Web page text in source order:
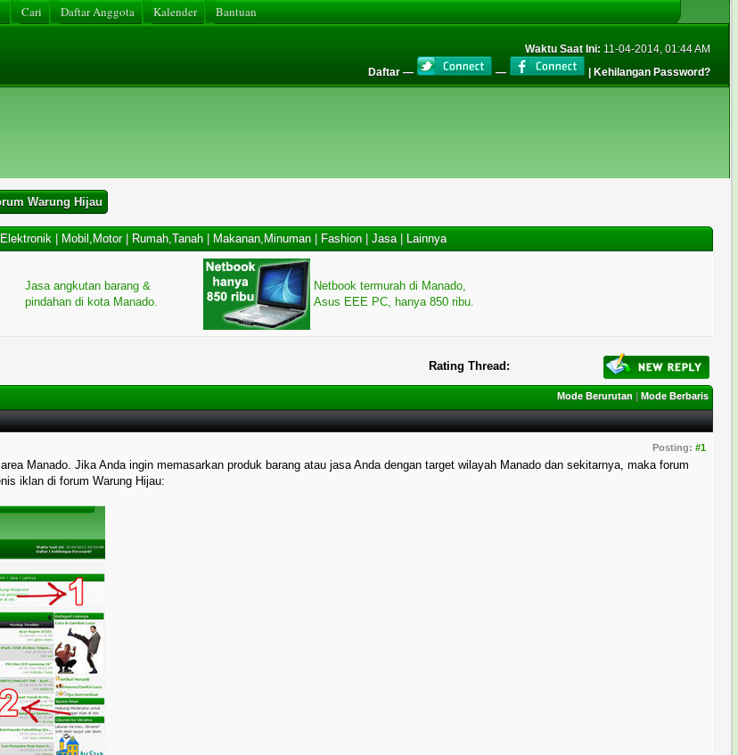
Cari Daftar Anggota Kalender Bantuan
Waktu Saat Ini: 11-04-2014, 01:44 AM
Daftar — — Kehilangan Password?
Warung Hijau
Elektronik Mobil,Motor| Rumah,Tanah Makanan,Minuman Fashion |Jasa| Lainnya
Jasa angkutan barang &
pindahan di kota Manado.
Netbook termurah di Manado,
Asus EEE PC, hanya 850 ribu.
Rating Thread:
Mode Berurutan |Mode Berbaris
Posting:#1
Manado. Jika Anda ingin memasarkan produk barang atau jasa Anda dengan target wilayah Manado dan sekitarnya, maka forum
iklan di forum Warung Hijau: